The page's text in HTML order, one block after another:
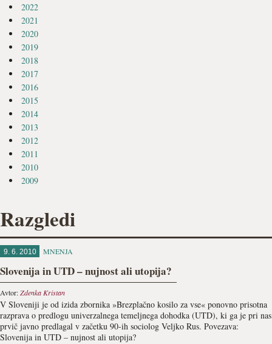
2022
2021
2020
2019
2018
2017
2016
2015
2014
2013
2012
2011
2010
2009
Razgledi
9. 6. 2010 MNENJA
Slovenija in UTD – nujnost ali utopija?
Avtor:Zdenka Kristan
V Sloveniji je od izida zbornika »Brezplačno kosilo za vse« ponovno prisotna
razprava o predlogu univerzalnega temeljnega dohodka (UTD), ki ga je pri nas
prvič javno predlagal v začetku 90-ih sociolog Veljko Rus. Povezava:
Slovenija in UTD – nujnost ali utopija?